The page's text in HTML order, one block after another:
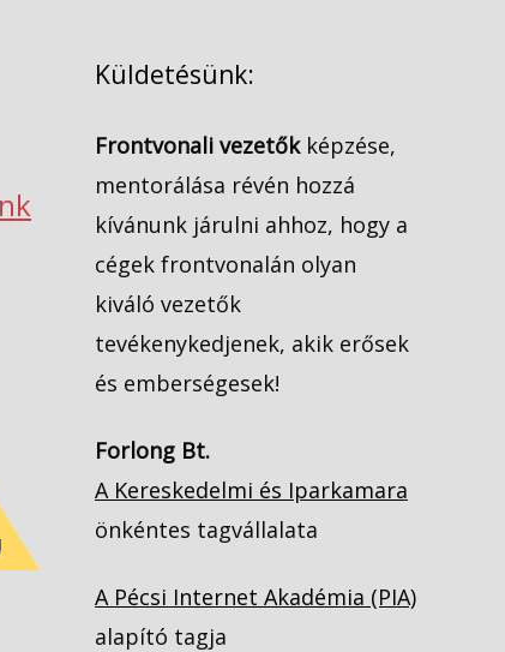
Küldetésünk:
Frontvonali vezetőkképzése,
mentorálása révén hozzá
kívánunk járulni ahhoz, hogy a
cégek frontvonalán olyan
kiváló vezetők
tevékenykedjenek, akik erősek
és emberségesek!
Forlong Bt.
A Kereskedelmi és Iparkamara
önkéntes tagvállalata
A Pécsi Internet Akadémia (PIA)
alapító tagja